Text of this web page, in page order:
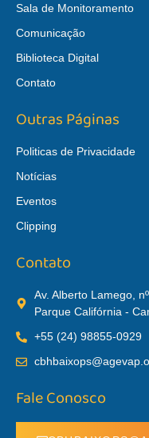
Sala de Monitoramento
Comunicação
Biblioteca Digital
Contato
Outras Páginas
Politicas de Privacidade
Notícias
Eventos
Clipping
Contato
Av. Alberto Lamego,
Parque Califórnia -
+55 (24) 98855-0929
Fale Conosco